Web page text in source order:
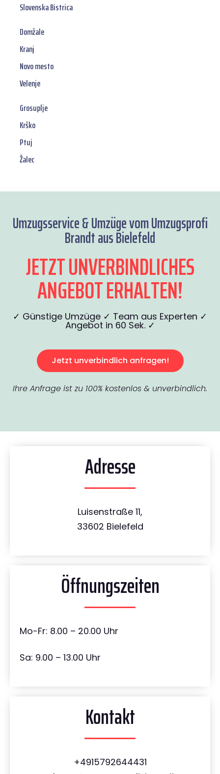
Slovenska Bistrica
Domžale
Kranj
Novo mesto
Velenje
Grosuplje
Krško
Ptuj
Žalec
Umzugsservice & Umzüge vom Umzugsprofi
Brandt aus Bielefeld
JETZT UNVERBINDLICHES
ANGEBOT ERHALTEN!
✓ Günstige Umzüge ✓ Team aus Experten ✓
Angebot in 60 Sek. ✓
Jetzt unverbindlich anfragen!
Ihre Anfrage ist zu 100% kostenlos & unverbindlich.
Adresse
Luisenstraße 11,
33602 Bielefeld
Öffnungszeiten
Mo-Fr: 8.00 – 20.00 Uhr
Sa: 9.00 – 13.00 Uhr
Kontakt
+4915792644431